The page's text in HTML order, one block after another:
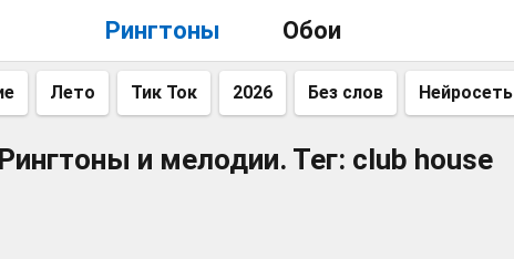
Рингтоны Обои
Лето Тик Ток 2026 Без слов Нейросеть
Рингтоны и мелодии. Тег: club house